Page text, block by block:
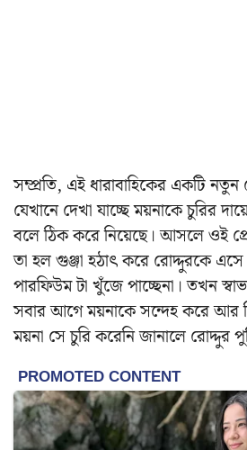
সম্প্রতি, এই ধারাবাহিকের একটি
যেখানে দেখা যাচ্ছে ময়নাকে চুরির
বলে ঠিক করে নিয়েছে। আসলে ওই
তা হল গুঞ্জা হঠাৎ করে রোদ্দুরকে
পারফিউম টা খুঁজে পাচ্ছেনা। তখন
সবার আগে ময়নাকে সন্দেহ করে আর
ময়না সে চুরি করেনি জানালে রোদ্দুর